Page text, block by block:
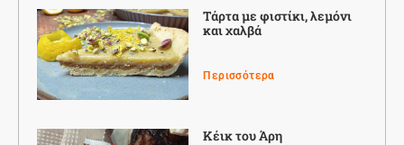
Τάρτα με φιστίκι, λεμόνι
και χαλβά
Περισσότερα
Κέικ του Άρη